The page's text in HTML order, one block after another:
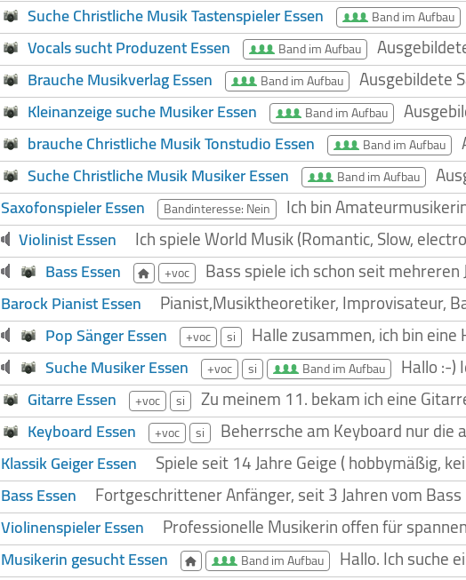
Suche Christliche Musik Tastenspieler Essen Band im Aufbau
Vocals sucht Produzent Essen Band im Aufbau
Brauche Musikverlag Essen Band im Aufbau Ausgebildete
Kleinanzeige suche Musiker Essen Band im Aufbau
brauche Christliche Musik Tonstudio Essen Band im Aufbau
Suche Christliche Musik Musiker Essen Band im Aufbau
Saxofonspieler Essen Bandinteresse: Nein Ich bin
Violinist Essen Ich spiele World Musik (Romantic, Slow,
Bass Essen +voc Bass spiele ich schon seit
Barock Pianist Essen Pianist,Musiktheoretiker, Improvisateur,
Pop Sänger Essen +voc si Halle zusammen, ich bin
Suche Musiker Essen +voc si Band im Aufbau Hallo :-)
Gitarre Essen +voc si Zu meinem 11. bekam ich eine
Keyboard Essen +voc si Beherrsche am Keyboard nur die
Klassik Geiger Essen Spiele seit 14 Jahre Geige ( hobbymäßig,
Bass Essen Fortgeschrittener Anfänger, seit 3 Jahren vom
Violinenspieler Essen Professionelle Musikerin offen für
Musikerin gesucht Essen Band im Aufbau Hallo. Ich suche